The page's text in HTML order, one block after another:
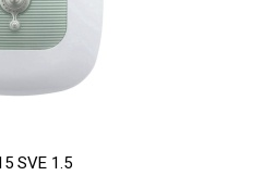
SVE 1.5